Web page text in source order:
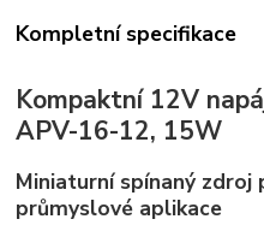
Kompletní specifikace
Kompaktní 12V
APV-16-12, 15W
Miniaturní spínaný zdroj
průmyslové aplikace